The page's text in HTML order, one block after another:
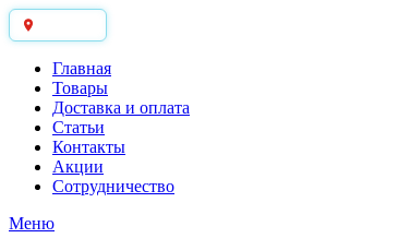
Главная
Товары
Доставка и оплата
Статьи
Контакты
Акции
Сотрудничество
Меню